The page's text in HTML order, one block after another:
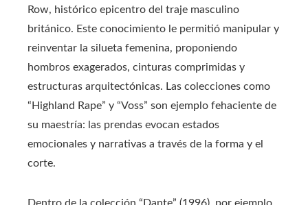
Row, histórico epicentro del traje masculino
británico. Este conocimiento le permitió manipular y
reinventar la silueta femenina, proponiendo
hombros exagerados, cinturas comprimidas y
estructuras arquitectónicas. Las colecciones como
“Highland Rape” y “Voss” son ejemplo fehaciente de
su maestría: las prendas evocan estados
emocionales y narrativas a través de la forma y el
corte.